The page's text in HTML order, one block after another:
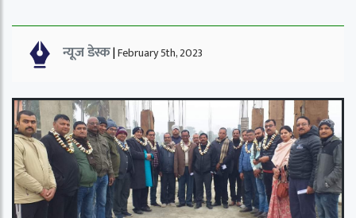
न्यूज डेस्क|February 5th, 2023